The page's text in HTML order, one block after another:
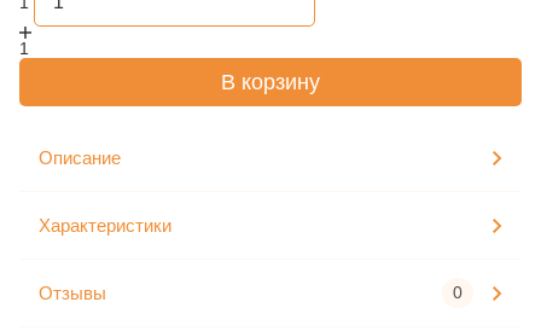
1
В корзину
Описание
Характеристики
Отзывы 0